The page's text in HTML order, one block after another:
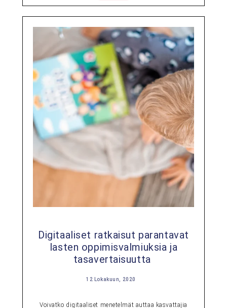
Digitaaliset ratkaisut parantavat
lasten oppimisvalmiuksia ja
tasavertaisuutta
12 Lokakuun, 2020
Voivatko digitaaliset menetelmät auttaa kasvattajia